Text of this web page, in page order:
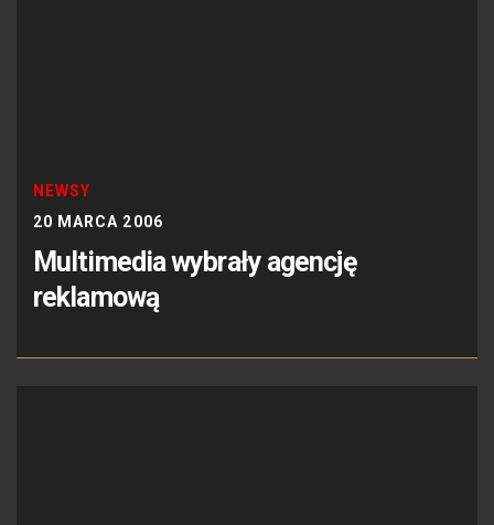
NEWSY
20 MARCA 2006
Multimedia wybrały agencję
reklamową